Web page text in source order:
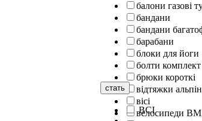
балони газові
бандани
бандани
барабани
блоки для йоги
болти комплект
брюки короткі
відтяжки
вісі
велосипеди
стать
ВСІ